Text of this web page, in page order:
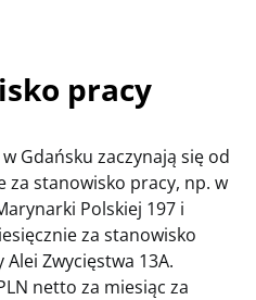
pracy
Gdańsku zaczynają się od
za stanowisko pracy, np. w
Polskiej 197 i
za stanowisko
Alei Zwycięstwa 13A.
netto za miesiąc za